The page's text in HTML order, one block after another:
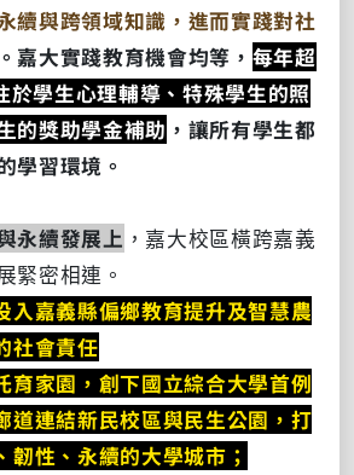
續與跨領域知識，進而實踐對社
。嘉大實踐教育機會均等， 每年超
於學生心理輔導、特殊學生的照
的獎助學金補助 ，讓所有學生都
學習環境。
永續發展上 ，嘉大校區橫跨嘉義
緊密相連。
入嘉義縣偏鄉教育提升及智慧農
社會責任
育家園，創下國立綜合大學首例
道連結新民校區與民生公園，打
韌性、永續的大學城市；